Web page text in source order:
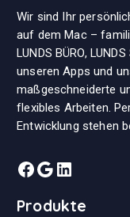
Wir sind Ihr
auf dem Mac –
LUNDS BÜRO,
unseren Apps und
maßgeschneiderte
flexibles Arbeiten.
Entwicklung stehen
Facebook Google LinkedIn
Produkte